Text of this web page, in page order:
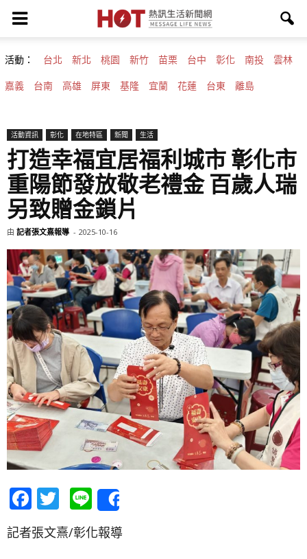
活動： 台北 新北 桃園 新竹 苗栗 台中 彰化 南投 雲林
嘉義 台南 高雄 屏東 基隆 宜蘭 花蓮 台東 離島
活動資訊 彰化 在地特區 新聞 生活
打造幸福宜居福利城市 彰化市
重陽節發放敬老禮金 百歲人瑞
另致贈金鎖片
由 記者張文熹報導 - 2025-10-16
Facebook
Twitter
Line
記者張文熹/彰化報導